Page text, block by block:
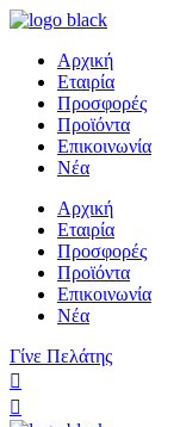
Αρχική
Εταιρία
Προσφορές
Προϊόντα
Επικοινωνία
Νέα
Αρχική
Εταιρία
Προσφορές
Προϊόντα
Επικοινωνία
Νέα
Γίνε Πελάτης